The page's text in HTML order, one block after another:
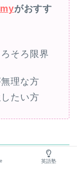
がおすす
そろ限界
理な方
たい方
英語塾